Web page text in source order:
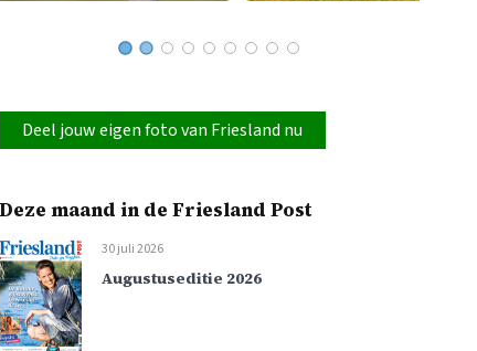
Deel jouw eigen foto van Friesland nu
Deze maand in de Friesland Post
30 juli 2026
Augustuseditie 2026